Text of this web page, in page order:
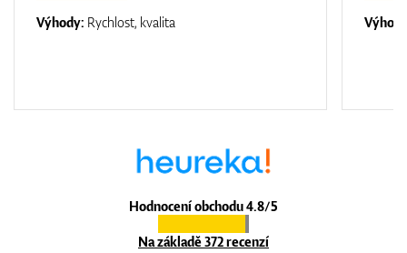
Hodnocení obchodu 4.8/5
Na základě 372 recenzí
Výhody: Rychlost, kvalita